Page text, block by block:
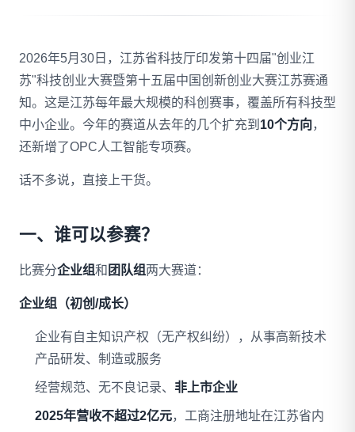
2026年5月30日，江苏省科技厅印发第十四届"创业江
苏"科技创业大赛暨第十五届中国创新创业大赛江苏赛通
知。这是江苏每年最大规模的科创赛事，覆盖所有科技型
中小企业。今年的赛道从去年的几个扩充到 10个方向，
还新增了OPC人工智能专项赛。
话不多说，直接上干货。
一、谁可以参赛？
比赛分企业组和 团队组 两大赛道：
企业组（初创/成长）
企业有自主知识产权（无产权纠纷），从事高新技术
产品研发、制造或服务
经营规范、无不良记录、 非上市企业
2025年营收不超过2亿元，工商注册地址在江苏省内